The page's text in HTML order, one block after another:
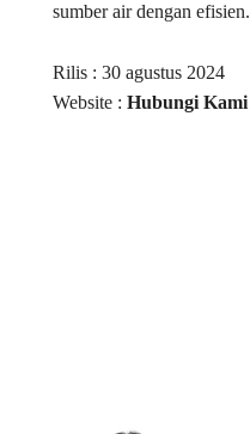
sumber air dengan efisien.
Rilis : 30 agustus 2024
Website : Hubungi Kami